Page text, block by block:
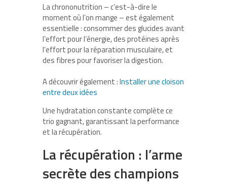
La chrononutrition – c’est-à-dire le
moment où l’on mange – est également
essentielle : consommer des glucides avant
l’effort pour l’énergie, des protéines après
l’effort pour la réparation musculaire, et
des fibres pour favoriser la digestion.
A découvrir également :Installer une cloison
entre deux idées
Une hydratation constante complète ce
trio gagnant, garantissant la performance
et la récupération.
La récupération : l’arme
secrète des champions